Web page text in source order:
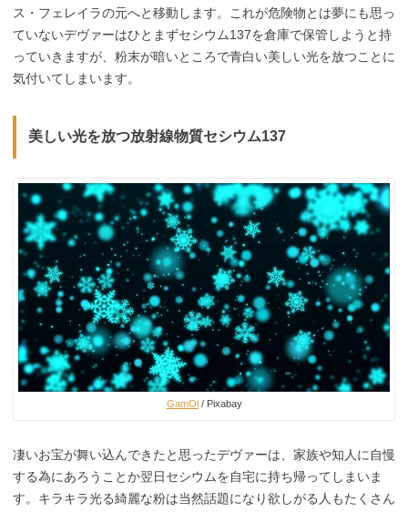
ス・フェレイラの元へと移動します。これが危険物とは夢にも思っ
ていないデヴァーはひとまずセシウム137を倉庫で保管しようと持
っていきますが、粉末が暗いところで青白い美しい光を放つことに
気付いてしまいます。
美しい光を放つ放射線物質セシウム137
GamOl/ Pixabay
凄いお宝が舞い込んできたと思ったデヴァーは、家族や知人に自慢
する為にあろうことか翌日セシウムを自宅に持ち帰ってしまいま
す。キラキラ光る綺麗な粉は当然話題になり欲しがる人もたくさん